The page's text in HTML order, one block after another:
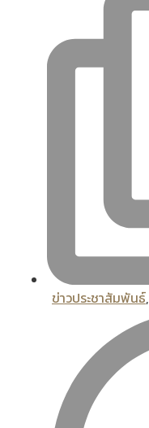
ข่าวประชาสัมพันธ์,